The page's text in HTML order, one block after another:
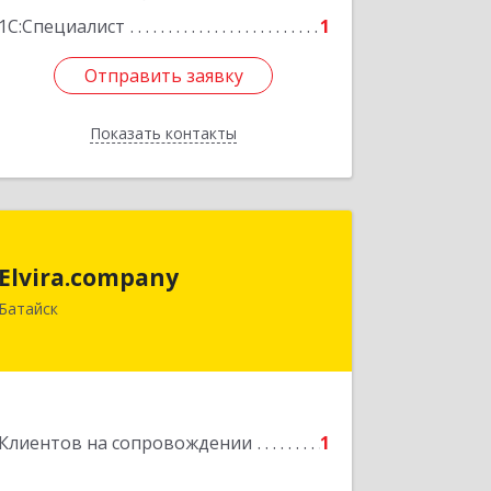
1С:Специалист
1
Отправить заявку
Показать контакты
Отправить заявку
Назад
Elvira.company
Батайск
Клиентов на сопровождении 1